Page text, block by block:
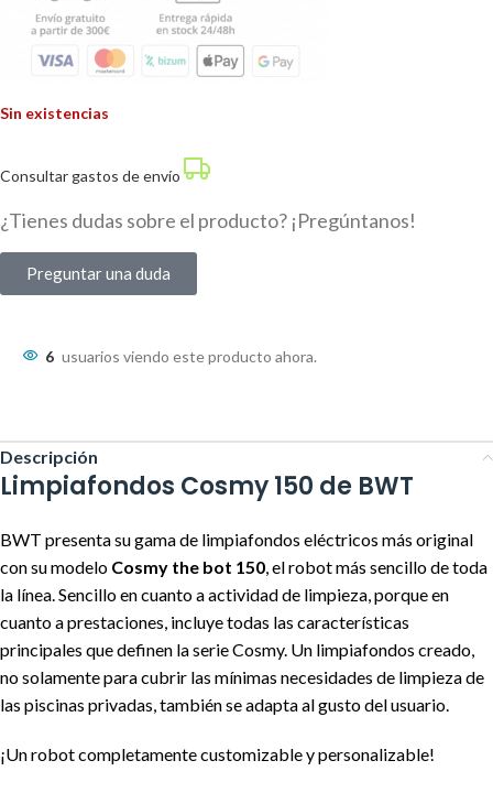
Sin existencias
Consultar gastos de envío
¿Tienes dudas sobre el producto? ¡Pregúntanos!
Preguntar una duda
6 usuarios viendo este producto ahora.
Descripción
Limpiafondos Cosmy 150 de BWT
BWT presenta su gama de limpiafondos eléctricos más original
con su modelo Cosmy the bot 150, el robot más sencillo de toda
la línea. Sencillo en cuanto a actividad de limpieza, porque en
cuanto a prestaciones, incluye todas las características
principales que definen la serie Cosmy. Un limpiafondos creado,
no solamente para cubrir las mínimas necesidades de limpieza de
las piscinas privadas, también se adapta al gusto del usuario.
¡Un robot completamente customizable y personalizable!